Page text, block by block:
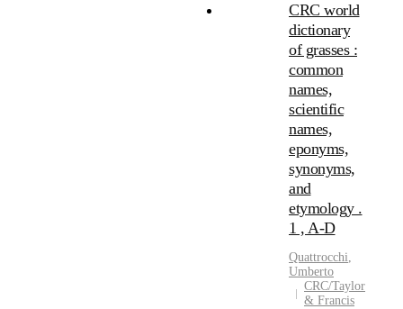
CRC world
dictionary
of grasses :
common
names,
scientific
names,
eponyms,
synonyms,
and
etymology .
1 , A-D
Quattrocchi,
Umberto
CRC/Taylor
& Francis